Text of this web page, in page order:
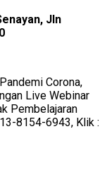
Jln
Corona,
Live Webinar
Pembelajaran
8154-6943, Klik :